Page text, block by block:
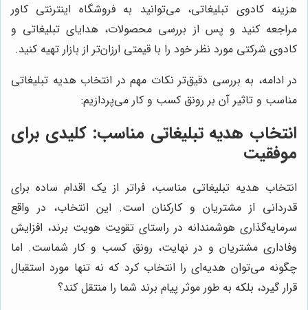
هزینه کادوی تبلیغاتی، می‌توانید به فروشگاه اینترنتی کاور
مراجعه کنید و پس از بررسی محصولات، هدایای تبلیغاتی و
کادوی شرکتی مورد نظر خود را با قیمتی ارزان‌تر از بازار تهیه کنید.
در ادامه، به بررسی دقیق‌تر نکات مهم در انتخاب هدیه تبلیغاتی
مناسب و تاثیر آن بر رونق کسب و کار می‌پردازیم:
انتخاب هدیه تبلیغاتی مناسب: کلیدی برای
موفقیت
انتخاب هدیه تبلیغاتی مناسب، فراتر از یک اقدام ساده برای
قدردانی از مشتریان و کارکنان است. این انتخاب، در واقع
سرمایه‌گذاری هوشمندانه در راستای تقویت هویت برند، افزایش
وفاداری مشتریان و در نهایت، رونق کسب و کار شماست. اما
چگونه می‌توان هدیه‌ای را انتخاب کرد که نه تنها مورد استقبال
قرار گیرد، بلکه به طور موثر پیام برند شما را منتقل کند؟